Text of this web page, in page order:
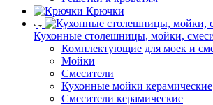
Крючки
Кухонные столешницы, мойки,
Комплектующие для моек и
Мойки
Смесители
Кухонные мойки керамические
Смесители керамические